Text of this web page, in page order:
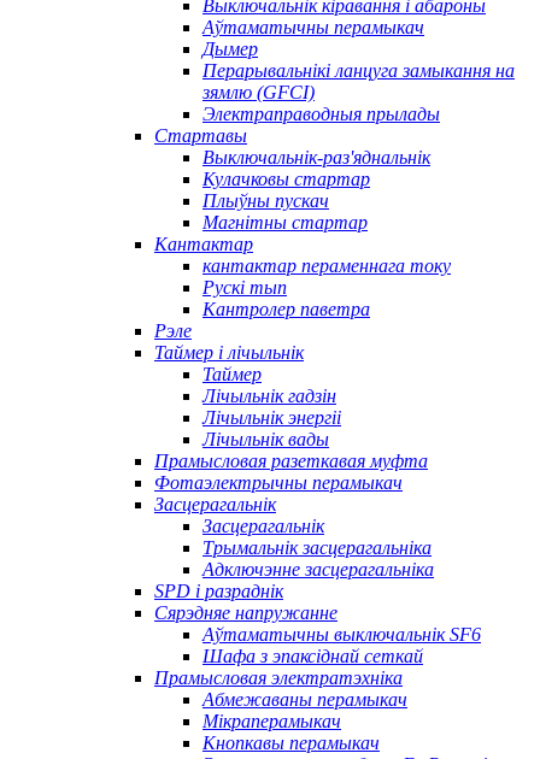
Выключальнік кіравання і абароны
Аўтаматычны перамыкач
Дымер
Перарывальнікі ланцуга замыкання на
зямлю (GFCI)
Электраправодныя прылады
Стартавы
Выключальнік-раз'яднальнік
Кулачковы стартар
Плыўны пускач
Магнітны стартар
Кантактар
кантактар ​​пераменнага току
Рускі тып
Кантролер паветра
Рэле
Таймер і лічыльнік
Таймер
Лічыльнік гадзін
Лічыльнік энергіі
Лічыльнік вады
Прамысловая разеткавая муфта
Фотаэлектрычны перамыкач
Засцерагальнік
Засцерагальнік
Трымальнік засцерагальніка
Адключэнне засцерагальніка
SPD і разраднік
Сярэдняе напружанне
Аўтаматычны выключальнік SF6
Шафа з эпаксіднай сеткай
Прамысловая электратэхніка
Абмежаваны перамыкач
Мікраперамыкач
Кнопкавы перамыкач